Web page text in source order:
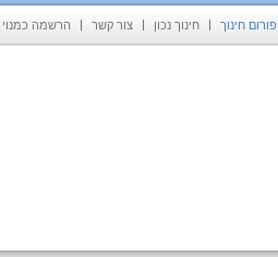
פורום חינוך חינוך נכון צור קשר הרשמה כמנוי